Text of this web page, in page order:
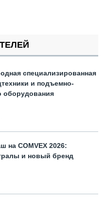
специализированная
и подъемно-
оборудования
на COMVEX 2026:
и новый бренд